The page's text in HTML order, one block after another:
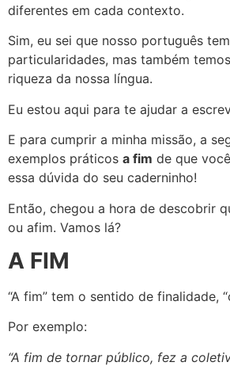
diferentes em cada contexto.
Sim, eu sei que nosso português
particularidades, mas também
riqueza da nossa língua.
Eu estou aqui para te ajudar a
E para cumprir a minha missão, a
exemplos práticos a fim de que
essa dúvida do seu caderninho!
Então, chegou a hora de descobrir
ou afim. Vamos lá?
A FIM
“A fim” tem o sentido de finalidade,
Por exemplo:
“A fim de tornar público, fez a